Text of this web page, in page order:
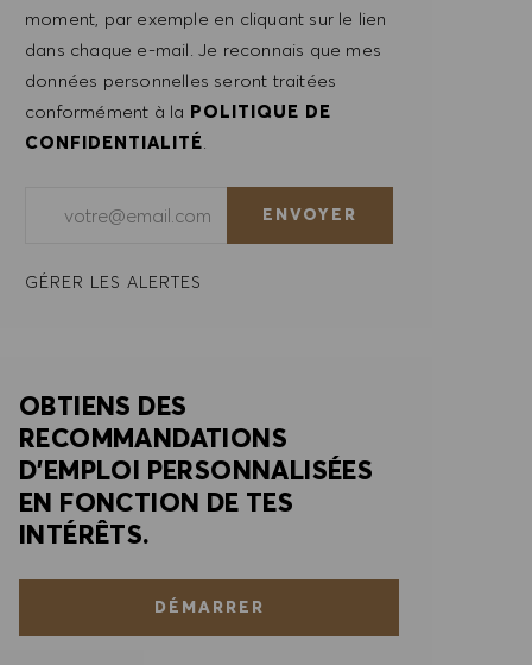
moment, par exemple en cliquant sur le lien
dans chaque e-mail. Je reconnais que mes
données personnelles seront traitées
conformément à la POLITIQUE DE
CONFIDENTIALITÉ
ENVOYER
GÉRER LES ALERTES
OBTIENS DES
RECOMMANDATIONS
D'EMPLOI PERSONNALISÉES
EN FONCTION DE TES
INTÉRÊTS.
DÉMARRER